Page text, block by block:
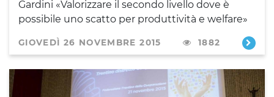
Gardini «Valorizzare il secondo livello dove è
possibile uno scatto per produttività e welfare»
GIOVEDÌ 26 NOVEMBRE 2015 1882